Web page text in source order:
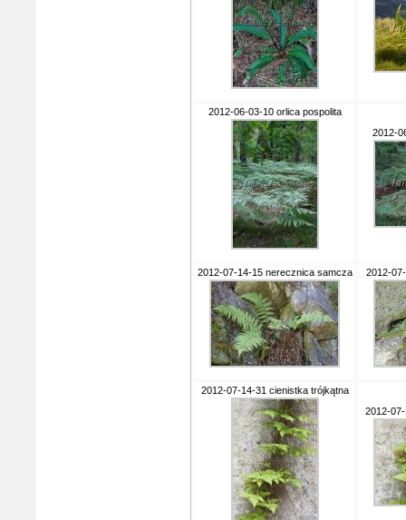
2012-06-03-10 orlica pospolita
2012-
2012-07-14-15 nerecznica samcza 2012-
2012-07-14-31 cienistka trójkątna
2012-